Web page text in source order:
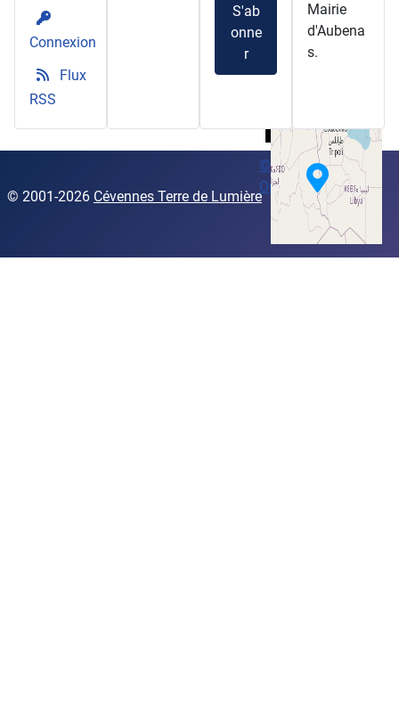
©
OpenStreetMap
Connexion
Flux
RSS
S'ab
onne
r
Mairie
d'Aubena
s.
© 2001-2026 Cévennes Terre de Lumière